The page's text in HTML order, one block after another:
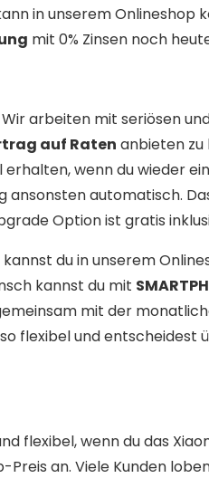
in unserem
mit 0% Zinsen noch
Wir arbeiten mit seriösen
auf Raten anbieten zu
wenn du wieder
automatisch.
Option ist gratis
du in unserem
kannst du mit
mit der
flexibel und entscheidest
flexibel, wenn du das
an. Viele Kunden